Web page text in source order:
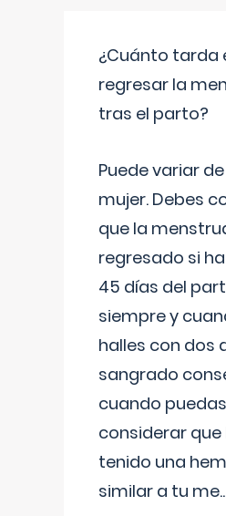
¿Cuánto tarda
regresar la
tras el parto?
Puede variar
mujer. Debes
que la
regresado si
45 días del
siempre y
halles con dos
sangrado
cuando puedas
considerar que
tenido una
similar a tu me